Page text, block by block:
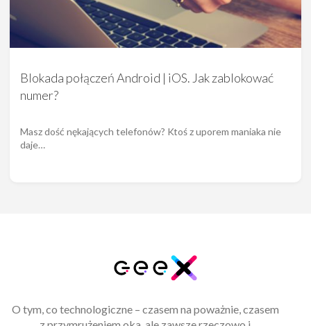
Blokada połączeń Android | iOS. Jak zablokować
numer?
Masz dość nękających telefonów? Ktoś z uporem maniaka nie
daje…
O tym, co technologiczne – czasem na poważnie, czasem